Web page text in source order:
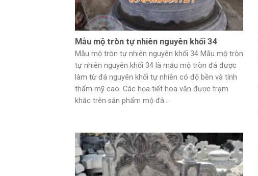
Mẫu mộ tròn tự nhiên nguyên khối 34
Mẫu mộ tròn tự nhiên nguyên khối 34 Mẫu mộ tròn
tự nhiên nguyên khối 34 là mẫu mộ tròn đá được
làm từ đá nguyên khối tự nhiên có độ bền và tính
thẩm mỹ cao. Các họa tiết hoa văn được trạm
khắc trên sản phẩm mộ đá...